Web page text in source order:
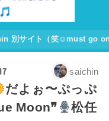
別サイト（笑☺must go
saichin
だよぉ〜ぷっぷ
Moon❞
松任